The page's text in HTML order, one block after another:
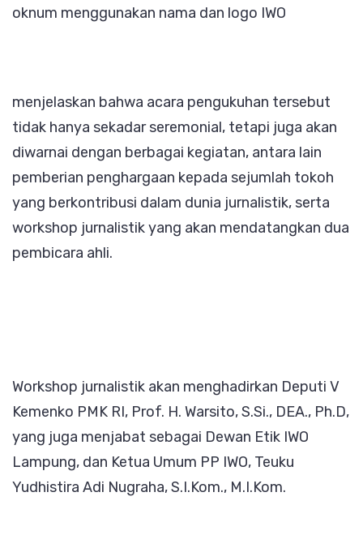
oknum menggunakan nama dan logo IWO
menjelaskan bahwa acara pengukuhan tersebut
tidak hanya sekadar seremonial, tetapi juga akan
diwarnai dengan berbagai kegiatan, antara lain
pemberian penghargaan kepada sejumlah tokoh
yang berkontribusi dalam dunia jurnalistik, serta
workshop jurnalistik yang akan mendatangkan dua
pembicara ahli.
Workshop jurnalistik akan menghadirkan Deputi V
Kemenko PMK RI, Prof. H. Warsito, S.Si., DEA., Ph.D,
yang juga menjabat sebagai Dewan Etik IWO
Lampung, dan Ketua Umum PP IWO, Teuku
Yudhistira Adi Nugraha, S.I.Kom., M.I.Kom.